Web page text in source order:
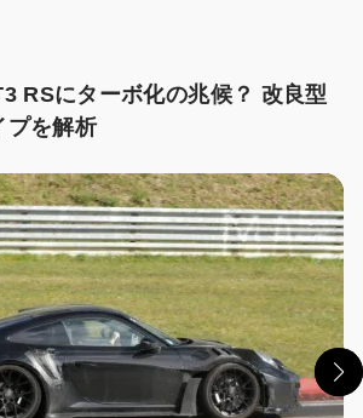
RSにターボ化の兆候？ 改良型
プを解析